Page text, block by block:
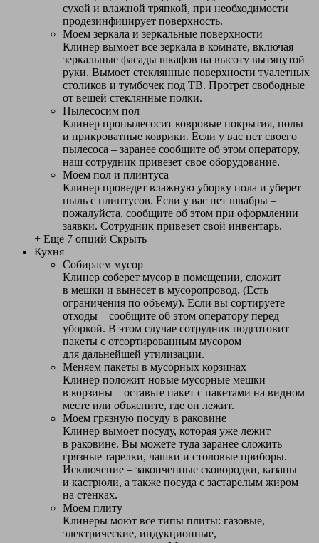
сухой и влажной тряпкой, при необходимости
продезинфицирует поверхность.
Моем зеркала и зеркальные поверхности
Клинер вымоет все зеркала в комнате, включая
зеркальные фасады шкафов на высоту вытянутой
руки. Вымоет стеклянные поверхности туалетных
столиков и тумбочек под ТВ. Протрет свободные
от вещей стеклянные полки.
Пылесосим пол
Клинер пропылесосит ковровые покрытия, полы
и прикроватные коврики. Если у вас нет своего
пылесоса – заранее сообщите об этом оператору,
наш сотрудник привезет свое оборудование.
Моем пол и плинтуса
Клинер проведет влажную уборку пола и уберет
пыль с плинтусов. Если у вас нет швабры –
пожалуйста, сообщите об этом при оформлении
заявки. Сотрудник привезет свой инвентарь.
+ Ещё 7 опций Скрыть
Кухня
Собираем мусор
Клинер соберет мусор в помещении, сложит
в мешки и вынесет в мусоропровод. (Есть
ограничения по объему). Если вы сортируете
отходы – сообщите об этом оператору перед
уборкой. В этом случае сотрудник подготовит
пакеты с отсортированным мусором
для дальнейшей утилизации.
Меняем пакеты в мусорных корзинах
Клинер положит новые мусорные мешки
в корзины – оставьте пакет с пакетами на видном
месте или объясните, где он лежит.
Моем грязную посуду в раковине
Клинер вымоет посуду, которая уже лежит
в раковине. Вы можете туда заранее сложить
грязные тарелки, чашки и столовые приборы.
Исключение – закопченные сковородки, казаны
и кастрюли, а также посуда с застарелым жиром
на стенках.
Моем плиту
Клинеры моют все типы плиты: газовые,
электрические, индукционные,